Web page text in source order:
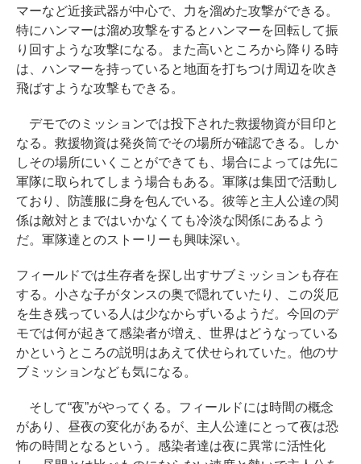
マーなど近接武器が中心で、力を溜めた攻撃ができる。
特にハンマーは溜め攻撃をするとハンマーを回転して振
り回すような攻撃になる。また高いところから降りる時
は、ハンマーを持っていると地面を打ちつけ周辺を吹き
飛ばすような攻撃もできる。
デモでのミッションでは投下された救援物資が目印と
なる。救援物資は発炎筒でその場所が確認できる。しか
しその場所にいくことができても、場合によっては先に
軍隊に取られてしまう場合もある。軍隊は集団で活動し
ており、防護服に身を包んでいる。彼等と主人公達の関
係は敵対とまではいかなくても冷淡な関係にあるよう
だ。軍隊達とのストーリーも興味深い。
フィールドでは生存者を探し出すサブミッションも存在
する。小さな子がタンスの奥で隠れていたり、この災厄
を生き残っている人は少なからずいるようだ。今回のデ
モでは何が起きて感染者が増え、世界はどうなっている
かというところの説明はあえて伏せられていた。他のサ
ブミッションなども気になる。
そして“夜”がやってくる。フィールドには時間の概念
があり、昼夜の変化があるが、主人公達にとって夜は恐
怖の時間となるという。感染者達は夜に異常に活性化